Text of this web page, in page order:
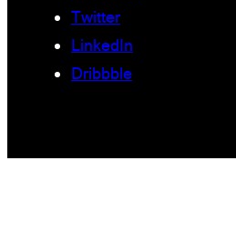
Twitter
LinkedIn
Dribbble